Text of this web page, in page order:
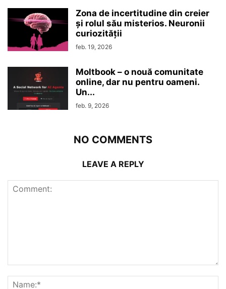
Zona de incertitudine din creier
şi rolul său misterios. Neuronii
curiozităţii
feb. 19, 2026
Moltbook – o nouă comunitate
online, dar nu pentru oameni.
Un...
feb. 9, 2026
NO COMMENTS
LEAVE A REPLY